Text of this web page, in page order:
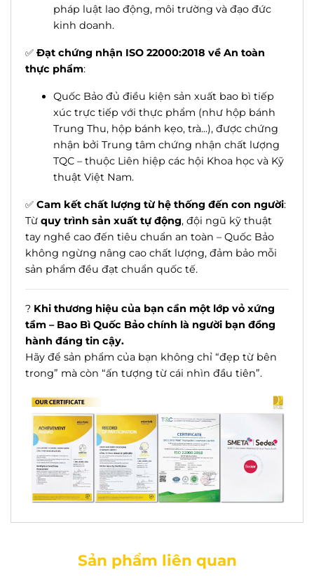
pháp luật lao động, môi trường và đạo đức
kinh doanh.
✅ Đạt chứng nhận ISO 22000:2018 về An toàn
thực phẩm:
Quốc Bảo đủ điều kiện sản xuất bao bì tiếp
xúc trực tiếp với thực phẩm (như hộp bánh
Trung Thu, hộp bánh kẹo, trà...), được chứng
nhận bởi Trung tâm chứng nhận chất lượng
TQC – thuộc Liên hiệp các hội Khoa học và Kỹ
thuật Việt Nam.
✅ Cam kết chất lượng từ hệ thống đến con người:
Từ quy trình sản xuất tự động, đội ngũ kỹ thuật
tay nghề cao đến tiêu chuẩn an toàn – Quốc Bảo
không ngừng nâng cao chất lượng, đảm bảo mỗi
sản phẩm đều đạt chuẩn quốc tế.
? Khi thương hiệu của bạn cần một lớp vỏ xứng
tầm – Bao Bì Quốc Bảo chính là người bạn đồng
hành đáng tin cậy.
Hãy để sản phẩm của bạn không chỉ “đẹp từ bên
trong” mà còn “ấn tượng từ cái nhìn đầu tiên”.
Sản phẩm liên quan